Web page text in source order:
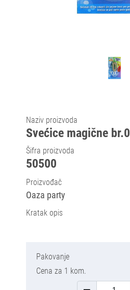
Naziv proizvoda
Svećice magične br.0
Šifra proizvoda
50500
Proizvođač
Oaza party
Kratak opis
Pakovanje
Cena za 1 kom.